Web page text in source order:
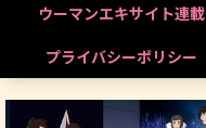
ウーマンエキサイト連載
プライバシーポリシー